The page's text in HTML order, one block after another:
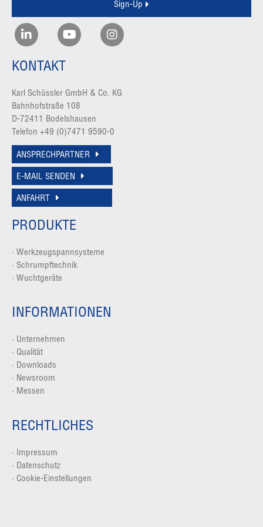
Sign-Up
KONTAKT
Karl Schüssler GmbH & Co. KG
Bahnhofstraße 108
D-72411 Bodelshausen
Telefon +49 (0)7471 9590-0
ANSPRECHPARTNER
E-MAIL SENDEN
ANFAHRT
PRODUKTE
· Werkzeugspannsysteme
· Schrumpftechnik
· Wuchtgeräte
INFORMATIONEN
· Unternehmen
· Qualität
· Downloads
· Newsroom
· Messen
RECHTLICHES
·
Impressum
· Datenschutz
· Cookie-Einstellungen